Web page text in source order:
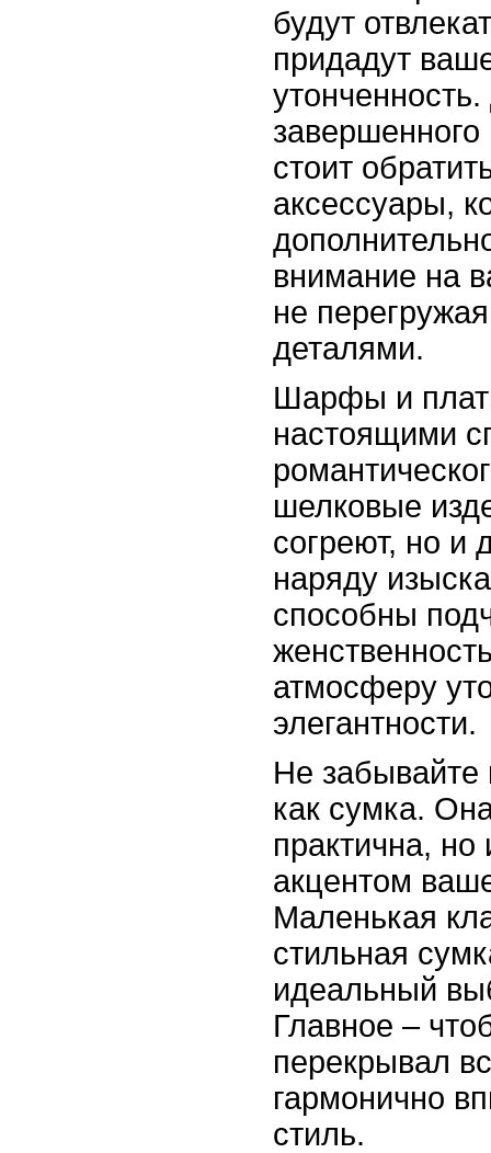
будут
придадут
завершенного
стоит
аксессуары,
внимание на
не
деталями.
Шарфы и
настоящими
шелковые
согреют, но и
наряду
способны
атмосферу
элегантности.
Не забывайте
как сумка.
практична, но
акцентом
Маленькая
стильная
идеальный
Главное –
перекрывал
гармонично
стиль.